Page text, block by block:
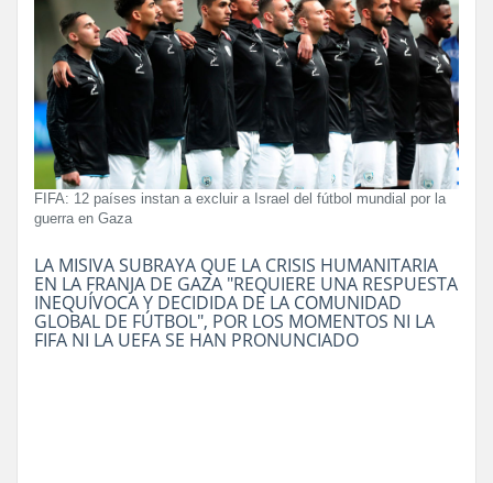
FIFA: 12 países instan a excluir a Israel del fútbol mundial por la
guerra en Gaza
LA MISIVA SUBRAYA QUE LA CRISIS HUMANITARIA
EN LA FRANJA DE GAZA "REQUIERE UNA RESPUESTA
INEQUÍVOCA Y DECIDIDA DE LA COMUNIDAD
GLOBAL DE FÚTBOL", POR LOS MOMENTOS NI LA
FIFA NI LA UEFA SE HAN PRONUNCIADO